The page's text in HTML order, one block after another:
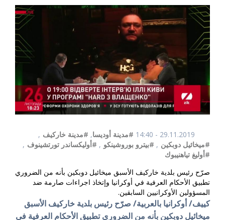
29.11.2019 - 14:40 #مدينة أوديسا, #مدينة خاركيف ,
#ميخائيل دوبكين , #بيترو بوروشينكو , #أوليكساندر تورتشينوف ,
#أوليغ تياهنيبوك
صرّح رئيس بلدية خاركيف الأسبق ميخائيل دوبكين بأنه من الضروري
تطبيق الأحكام العرفية في أوكرانيا وإتخاذ اجراءات صارمة ضد
المسؤولين الأوكرانيين السابقين.
كييف/ أوكرانيا بالعربية/ صرّح رئيس بلدية خاركيف الأسبق
ميخائيل دوبكين بأنه من الضروري تطبيق الأحكام العرفية في